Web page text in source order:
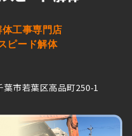
工事専門店
ピード解体
市若葉区高品町250-1